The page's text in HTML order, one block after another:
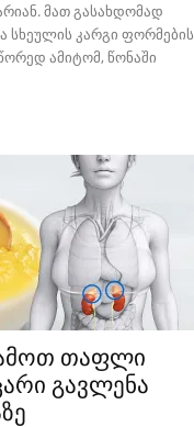
მათ გასახდომად
კარგი ფორმების
ამიტომ, წონაში
თაფლი
გავლენა